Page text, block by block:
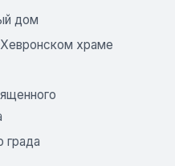
дом
храме
града